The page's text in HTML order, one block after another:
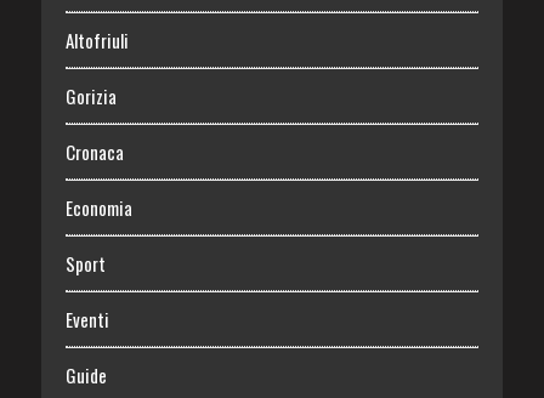
Altofriuli
Gorizia
Cronaca
Economia
Sport
Eventi
Guide